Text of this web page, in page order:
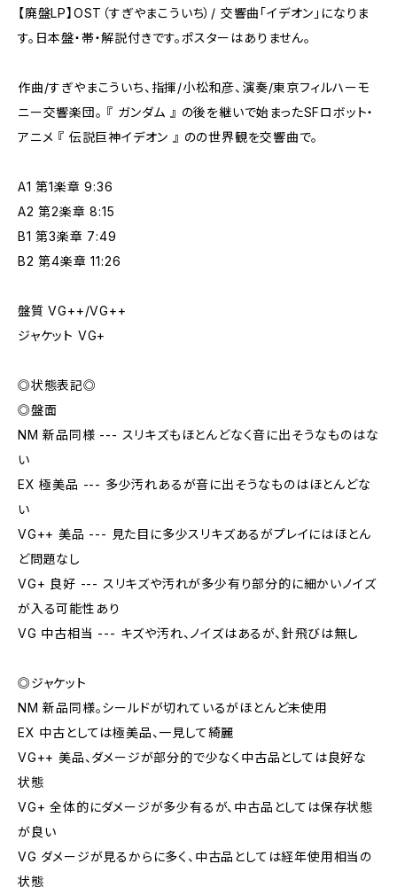
【廃盤LP】OST（すぎやまこういち）/ 交響曲「イデオン」になりま
す。日本盤・帯・解説付きです。ポスターはありません。
作曲/すぎやまこういち、指揮/小松和彦、演奏/東京フィルハーモ
ニー交響楽団。 『 ガンダム 』 の後を継いで始まったSFロボット・
アニメ 『 伝説巨神イデオン 』 のの世界観を交響曲で。
A1 第1楽章 9:36
A2 第2楽章 8:15
B1 第3楽章 7:49
B2 第4楽章 11:26
盤質 VG++/VG++
ジャケット VG+
◎状態表記◎
◎盤面
NM 新品同様 --- スリキズもほとんどなく音に出そうなものはな
い
EX 極美品 --- 多少汚れあるが音に出そうなものはほとんどな
い
VG++ 美品 --- 見た目に多少スリキズあるがプレイにはほとん
ど問題なし
VG+ 良好 --- スリキズや汚れが多少有り部分的に細かいノイズ
が入る可能性あり
VG 中古相当 --- キズや汚れ、ノイズはあるが、針飛びは無し
◎ジャケット
NM 新品同様。シールドが切れているがほとんど未使用
EX 中古としては極美品、一見して綺麗
VG++ 美品、ダメージが部分的で少なく中古品としては良好な
状態
VG+ 全体的にダメージが多少有るが、中古品としては保存状態
が良い
VG ダメージが見るからに多く、中古品としては経年使用相当の
状態